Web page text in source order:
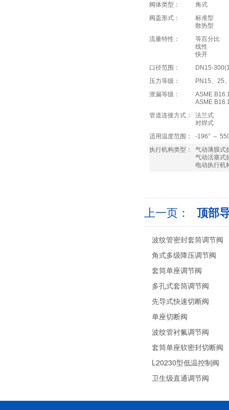
阀体类型：
角式
阀盖形式：
标准型
散热型
流量特性：
等百分比
线性
快开
口径范围：
DN15-
压力等级：
PN15、25
泄漏等级：
ASME
ASME
管道连接方式：
法兰式
对焊式
适用温度范围：
-196° ～
执行机构类型：
气动薄膜式
气动活塞式
电动执行机
上一页： 顶部
波纹管密封套筒调节阀
角式多级降压调节阀
套筒单座调节阀
多孔式套筒调节阀
先导式快速切断阀
单座切断阀
波纹管衬氟调节阀
套筒单座软密封切断阀
L20230型低温控制阀
卫生级直通调节阀